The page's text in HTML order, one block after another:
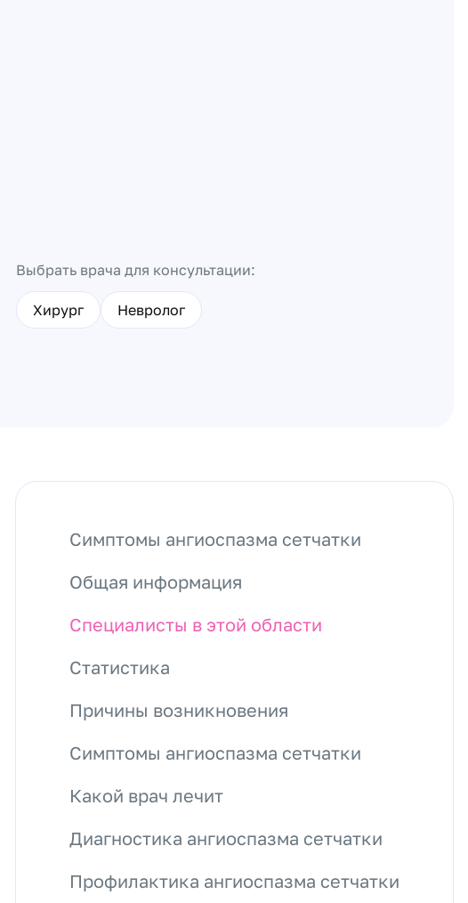
Выбрать врача для консультации:
Хирург Невролог
Симптомы ангиоспазма сетчатки
Общая информация
Специалисты в этой области
Статистика
Причины возникновения
Симптомы ангиоспазма сетчатки
Какой врач лечит
Диагностика ангиоспазма сетчатки
Профилактика ангиоспазма сетчатки